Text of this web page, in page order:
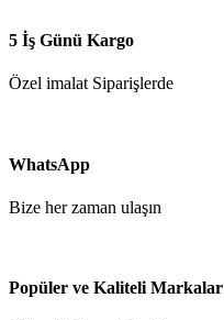
5 İş Günü Kargo
Özel imalat Siparişlerde
WhatsApp
Bize her zaman ulaşın
Popüler ve Kaliteli Markalar